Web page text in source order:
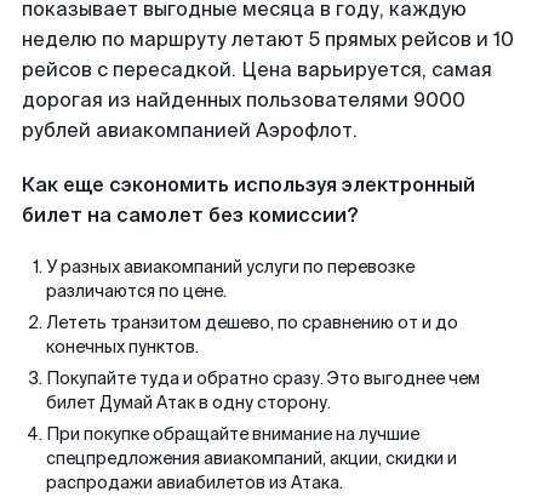
показывает выгодные месяца в году, каждую
неделю по маршруту летают 5 прямых рейсов и 10
рейсов с пересадкой. Цена варьируется, самая
дорогая из найденных пользователями 9000
рублей авиакомпанией Аэрофлот.
Как еще сэкономить используя электронный
билет на самолет без комиссии?
У разных авиакомпаний услуги по перевозке
различаются по цене.
Лететь транзитом дешево, по сравнению от и до
конечных пунктов.
Покупайте туда и обратно сразу. Это выгоднее чем
билет Думай Атак в одну сторону.
При покупке обращайте внимание на лучшие
спецпредложения авиакомпаний, акции, скидки и
распродажи авиабилетов из Атака.